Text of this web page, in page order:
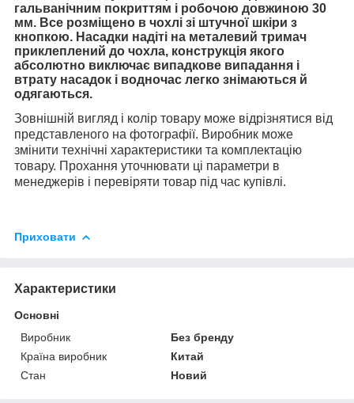
гальванічним покриттям і робочою довжиною 30
мм. Все розміщено в чохлі зі штучної шкіри з
кнопкою. Насадки надіті на металевий тримач
приклеплений до чохла, конструкція якого
абсолютно виключає випадкове випадання і
втрату насадок і водночас легко знімаються й
одягаються.
Зовнішній вигляд і колір товару може відрізнятися від
представленого на фотографії. Виробник може
змінити технічні характеристики та комплектацію
товару. Прохання уточнювати ці параметри в
менеджерів і перевіряти товар під час купівлі.
Приховати
Характеристики
Основні
Виробник
Без бренду
Країна виробник
Китай
Стан
Новий